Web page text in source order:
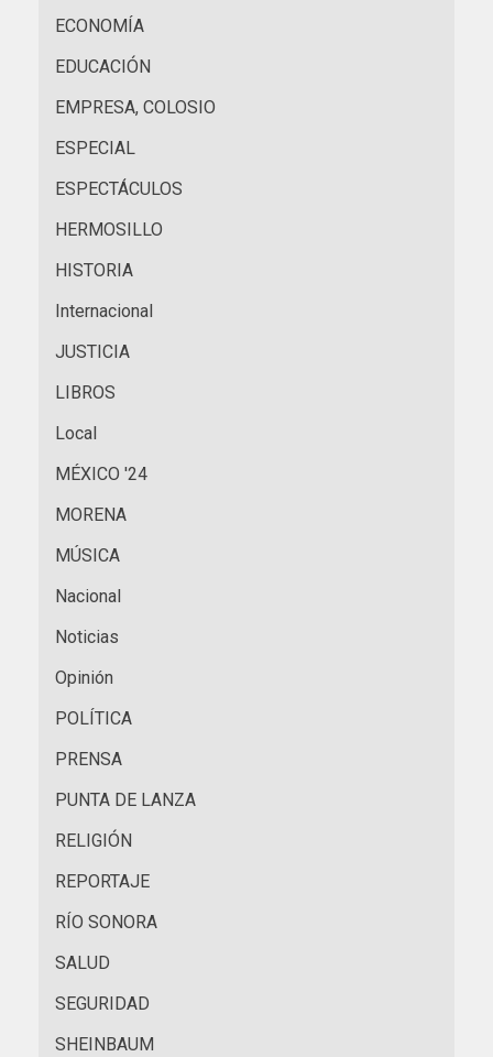
ECONOMÍA
EDUCACIÓN
EMPRESA, COLOSIO
ESPECIAL
ESPECTÁCULOS
HERMOSILLO
HISTORIA
Internacional
JUSTICIA
LIBROS
Local
MÉXICO '24
MORENA
MÚSICA
Nacional
Noticias
Opinión
POLÍTICA
PRENSA
PUNTA DE LANZA
RELIGIÓN
REPORTAJE
RÍO SONORA
SALUD
SEGURIDAD
SHEINBAUM